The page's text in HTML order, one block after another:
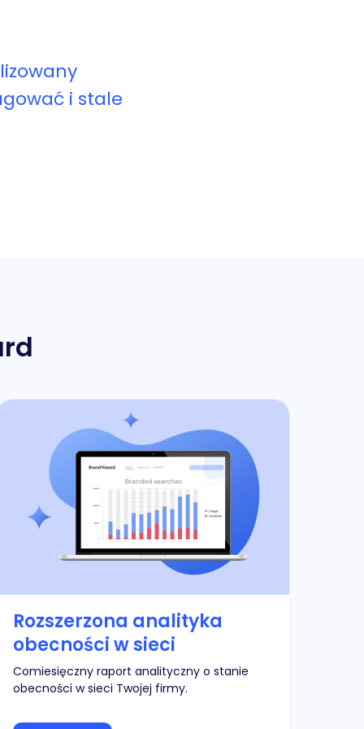
i stale
Rozszerzona analityka
obecności w sieci
Comiesięczny raport analityczny o stanie
obecności w sieci Twojej firmy.